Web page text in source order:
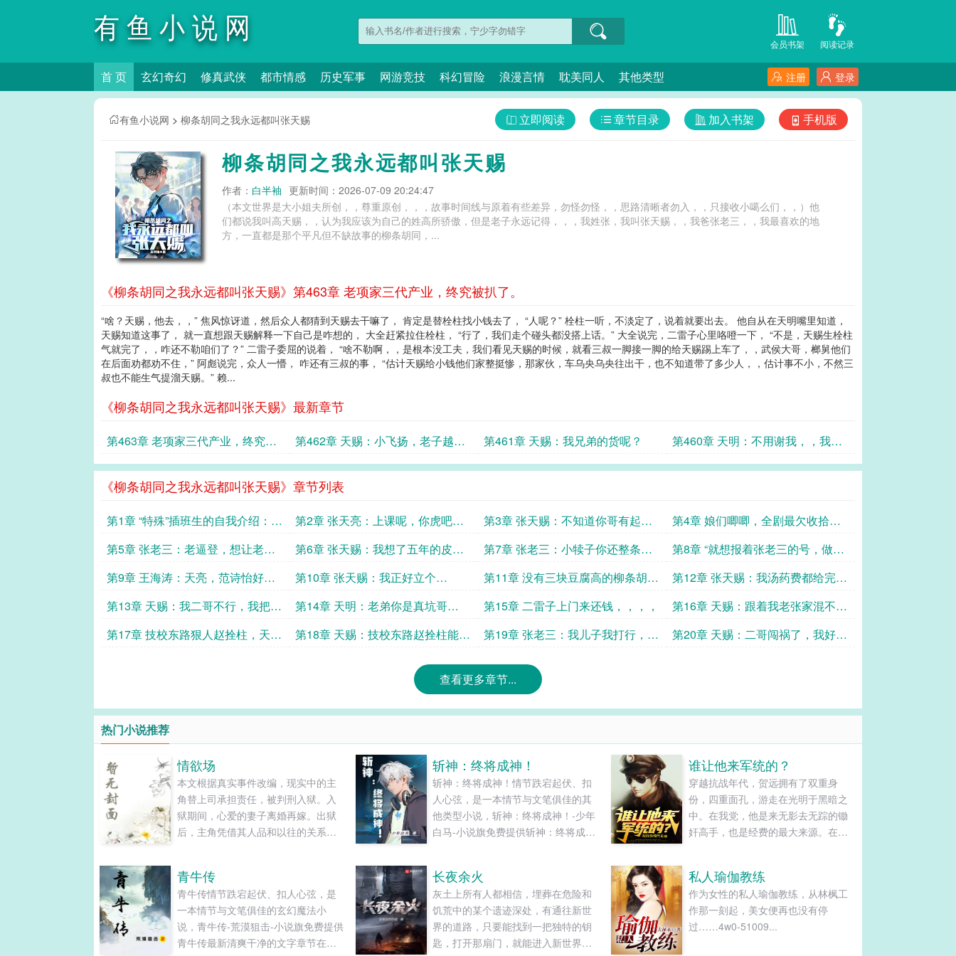
有鱼小说网 阅读记录
会员书架
首 页 玄幻奇幻 修真武侠 都市情感 历史军事 网游竞技 科幻冒险 浪漫言情 耽美同人 其他类型 登录
注册
有鱼小说网 > 柳条胡同之我永远都叫张天赐 手机版
加入书架
章节目录
立即阅读
柳条胡同之我永远都叫张天赐
作者： 白半袖 更新时间：2026-07-09 20:24:47
（本文世界是大小姐夫所创，，尊重原创，，，故事时间线与原着有些差异，勿怪勿怪，，思路清晰者勿入，，只接收小噶么们，，）他
们都说我叫高天赐，，认为我应该为自己的姓高所骄傲，但是老子永远记得，，，我姓张，我叫张天赐，，我爸张老三，，我最喜欢的地
方，一直都是那个平凡但不缺故事的柳条胡同，...
《柳条胡同之我永远都叫张天赐》第463章 老项家三代产业，终究被扒了。
“啥？天赐，他去，，” 焦风惊讶道，然后众人都猜到天赐去干嘛了， 肯定是替栓柱找小钱去了， “人呢？” 栓柱一听，不淡定了，说着就要出去。 他自从在天明嘴里知道，
天赐知道这事了， 就一直想跟天赐解释一下自己是咋想的， 大全赶紧拉住栓柱， “行了，我们走个碰头都没搭上话。” 大全说完，二雷子心里咯噔一下， “不是，天赐生栓柱
气就完了，，咋还不勒咱们了？” 二雷子委屈的说着， “啥不勒啊，，是根本没工夫，我们看见天赐的时候，就看三叔一脚接一脚的给天赐踢上车了，，武侯大哥，榔舅他们
在后面劝都劝不住，” 阿彪说完，众人一懵， 咋还有三叔的事， “估计天赐给小钱他们家整挺惨，那家伙，车乌央乌央往出干，也不知道带了多少人，，估计事不小，不然三
叔也不能生气提溜天赐。” 赖...
《柳条胡同之我永远都叫张天赐》最新章节
第463章 老项家三代产业，终究被
扒了。
第462章 天赐：小飞扬，老子越来
越烦你了，你要活到头了。
第461章 天赐：我兄弟的货呢？
第460章 天明：不用谢我，，我还
得借你大哥的光呢。
《柳条胡同之我永远都叫张天赐》章节列表
第1章 “特殊”插班生的自我介绍：单
身未婚，，，
第2章 张天亮：上课呢，你虎吧，
你想连老班一起安排啊。
第3章 张天赐：不知道你哥有起床
气吗？找踢呢？
第4章 娘们唧唧，全剧最欠收拾的
霍一宁，
第5章 张老三：老逼登，想让老子
拿儿子换钱，做梦。
第6章 张天赐：我想了五年的皮带
炒肉，，，，
第7章 张老三：小犊子你还整条过
肩龙，抗的动嘛？
第8章 “就想报着张老三的号，做个
富二代。”
第9章 王海涛：天亮，范诗怡好像
想做你嫂子，
第10章 张天赐：我正好立个
棍，，，
第11章 没有三块豆腐高的柳条胡同
话事人二雷子，
第12章 张天赐：我汤药费都给完
了，你们得躺下啊。
第13章 天赐：我二哥不行，我把我
爸叫来跟你唠唠？
第14章 天明：老弟你是真坑哥
啊，，，
第15章 二雷子上门来还钱，，，，
第16章 天赐：跟着我老张家混不
好，说出去丢人，，，
第17章 技校东路狠人赵拴柱，天
第18章 天赐：技校东路赵拴柱能不
第19章 张老三：我儿子我打行，别
第20章 天赐：二哥闯祸了，我好像
查看更多章节...
热门小说推荐
情欲场
本文根据真实事件改编，现实中的主
角替上司承担责任，被判刑入狱。入
狱期间，心爱的妻子离婚再嫁。出狱
后，主角凭借其人品和以往的关系，
当年陷害自己的元凶，因报複而掀起
一场官场地震。之所以把它写成情色
故事，因为故事主人公现在身边有不
少死心塌地跟随他的女人。...
斩神：终将成神！
斩神：终将成神！情节跌宕起伏、扣
人心弦，是一本情节与文笔俱佳的其
他类型小说，斩神：终将成神！-少年
白马-小说旗免费提供斩神：终将成
谁让他来军统的？
穿越抗战年代，贺远拥有了双重身
份，四重面孔，游走在光明于黑暗之
中。在我党，他是来无影去无踪的锄
奸高手，也是经费的最大来源。在国
的”魔鬼修罗“！......
青牛传
青牛传情节跌宕起伏、扣人心弦，是
一本情节与文笔俱佳的玄幻魔法小
说，青牛传-荒漠狙击-小说旗免费提供
青牛传最新清爽干净的文字章节在线
长夜余火
灰土上所有人都相信，埋葬在危险和
饥荒中的某个遗迹深处，有通往新世
界的道路，只要能找到一把独特的钥
匙，打开那扇门，就能进入新世界。
私人瑜伽教练
作为女性的私人瑜伽教练，从林枫工
作那一刻起，美女便再也没有停
过……4w0-51009...